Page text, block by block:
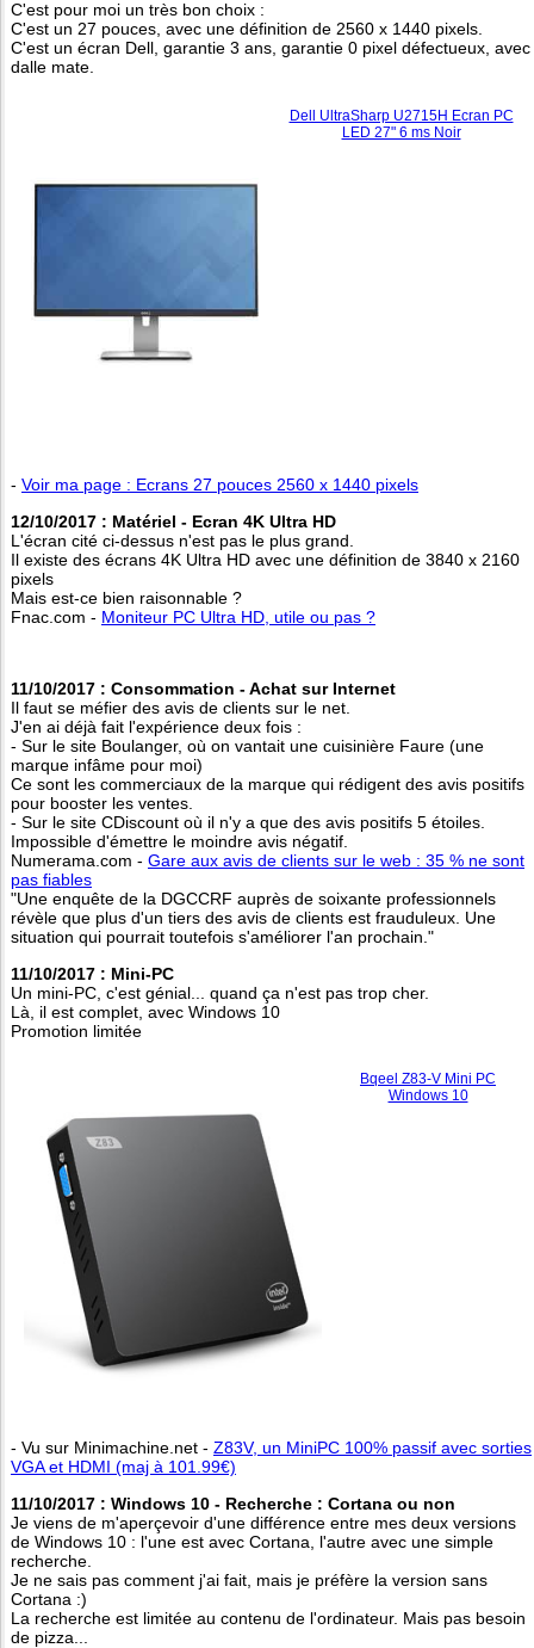
C'est pour moi un très bon choix :
C'est un 27 pouces, avec une définition de 2560 x 1440 pixels.
C'est un écran Dell, garantie 3 ans, garantie 0 pixel défectueux, avec
dalle mate.
Dell UltraSharp U2715H Ecran PC
LED 27" 6 ms Noir
- Voir ma page : Ecrans 27 pouces 2560 x 1440 pixels
12/10/2017 : Matériel - Ecran 4K Ultra HD
L'écran cité ci-dessus n'est pas le plus grand.
Il existe des écrans 4K Ultra HD avec une définition de 3840 x 2160
pixels
Mais est-ce bien raisonnable ?
Fnac.com - Moniteur PC Ultra HD, utile ou pas ?
11/10/2017 : Consommation - Achat sur Internet
Il faut se méfier des avis de clients sur le net.
J'en ai déjà fait l'expérience deux fois :
- Sur le site Boulanger, où on vantait une cuisinière Faure (une
marque infâme pour moi)
Ce sont les commerciaux de la marque qui rédigent des avis positifs
pour booster les ventes.
- Sur le site CDiscount où il n'y a que des avis positifs 5 étoiles.
Impossible d'émettre le moindre avis négatif.
Numerama.com - Gare aux avis de clients sur le web : 35 % ne sont
pas fiables
"Une enquête de la DGCCRF auprès de soixante professionnels
révèle que plus d'un tiers des avis de clients est frauduleux. Une
situation qui pourrait toutefois s'améliorer l'an prochain."
11/10/2017 : Mini-PC
Un mini-PC, c'est génial... quand ça n'est pas trop cher.
Là, il est complet, avec Windows 10
Promotion limitée
Bqeel Z83-V Mini PC
Windows 10
- Vu sur Minimachine.net - Z83V, un MiniPC 100% passif avec sorties
VGA et HDMI (maj à 101.99€)
11/10/2017 : Windows 10 - Recherche : Cortana ou non
Je viens de m'aperçevoir d'une différence entre mes deux versions
de Windows 10 : l'une est avec Cortana, l'autre avec une simple
recherche.
Je ne sais pas comment j'ai fait, mais je préfère la version sans
Cortana :)
La recherche est limitée au contenu de l'ordinateur. Mais pas besoin
de pizza...